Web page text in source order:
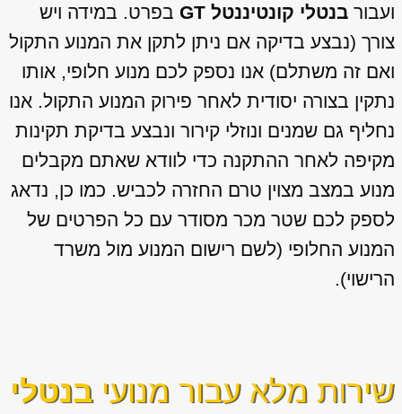
ועבור בנטלי קונטיננטל GT
בפרט. במידה ויש
צורך (נבצע בדיקה אם ניתן לתקן את המנוע התקול
ואם זה משתלם) אנו נספק לכם מנוע חלופי, אותו
נתקין בצורה יסודית לאחר פירוק המנוע התקול. אנו
נחליף גם שמנים ונוזלי קירור ונבצע בדיקת תקינות
מקיפה לאחר ההתקנה כדי לוודא שאתם מקבלים
מנוע במצב מצוין טרם החזרה לכביש. כמו כן, נדאג
לספק לכם שטר מכר מסודר עם כל הפרטים של
המנוע החלופי (לשם רישום המנוע מול משרד
הרישוי).
שירות מלא עבור מנועיבנטלי